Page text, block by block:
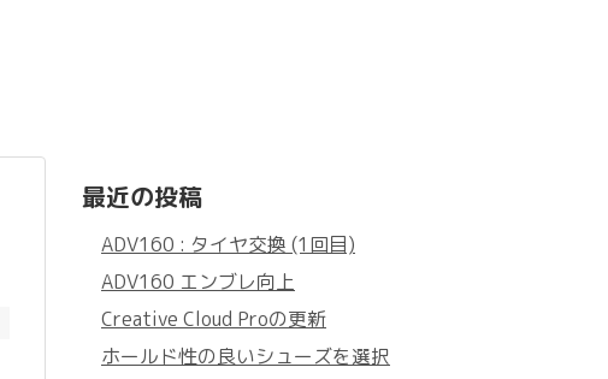
最近の投稿
ADV160 : タイヤ交換 (1回目)
ADV160 エンブレ向上
Creative Cloud Proの更新
ホールド性の良いシューズを選択